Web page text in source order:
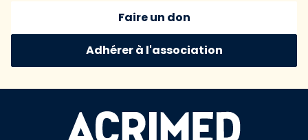
Faire un don
Adhérer à l'association